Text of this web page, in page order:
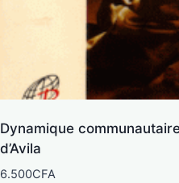
Dynamique
d’Avila
6.500CFA